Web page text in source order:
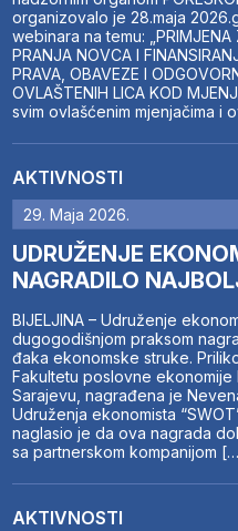
organizovalo je 28.maja
webinara na temu: „PRIMJENA
PRANJA NOVCA I
PRAVA, OBAVEZE I
OVLAŠTENIH LICA KOD
svim ovlašćenim mjenjačima i
AKTIVNOSTI
29. Maja 2026.
UDRUŽENJE
NAGRADILO
BIJELJINA – Udruženje
dugogodišnjom praksom
đaka ekonomske struke.
Fakultetu poslovne ekonomije
Sarajevu, nagrađena je
Udruženja ekonomista
naglasio je da ova nagrada
sa partnerskom kompanijom
AKTIVNOSTI